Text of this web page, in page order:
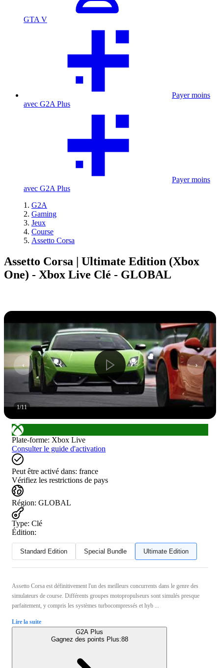
GTA V
Payer moins
avec G2A Plus
Payer moins
avec G2A Plus
G2A
Gaming
Jeux
Course
Assetto Corsa
Assetto Corsa | Ultimate Edition (Xbox
One) - Xbox Live Clé - GLOBAL
1/11
Plate-forme: Xbox Live
Consulter le guide d'activation
Peut être activé dans: france
Vérifiez les restrictions de pays
Région: GLOBAL
Type: Clé
Édition:
Standard Edition Special Bundle Ultimate Edition
Assetto Corsa est définitivement l'un des meilleurs concurrents dans le genre des
simulateurs de course. Différents groupes motopropulseurs sont simulés presque
parfaitement, y compris les systèmes turbocompressés et hyb ...
Lire la suite
G2A Plus
Gagnez des points Plus:88